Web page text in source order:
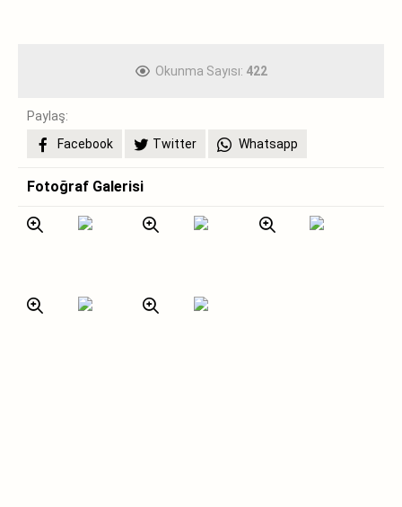
Okunma Sayısı: 422
Paylaş:
Facebook
Twitter Whatsapp
Fotoğraf Galerisi